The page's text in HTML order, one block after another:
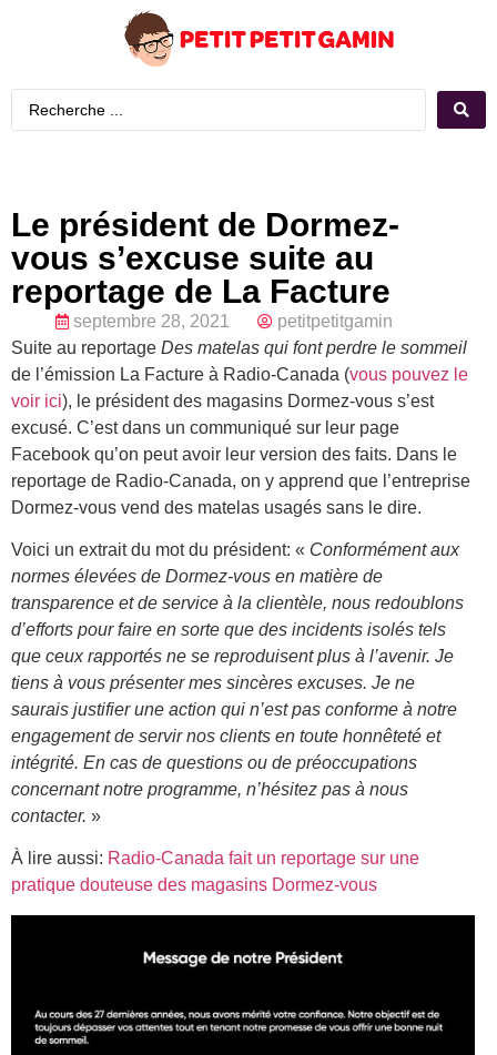
Le président de Dormez-
vous s’excuse suite au
reportage de La Facture
septembre 28, 2021
petitpetitgamin
Suite au reportage Des matelas qui font perdre le sommeil
de l’émission La Facture à Radio-Canada (vous pouvez le
voir ici), le président des magasins Dormez-vous s’est
excusé. C’est dans un communiqué sur leur page
Facebook qu’on peut avoir leur version des faits. Dans le
reportage de Radio-Canada, on y apprend que l’entreprise
Dormez-vous vend des matelas usagés sans le dire.
Voici un extrait du mot du président: « Conformément aux
normes élevées de Dormez-vous en matière de
transparence et de service à la clientèle, nous redoublons
d’efforts pour faire en sorte que des incidents isolés tels
que ceux rapportés ne se reproduisent plus à l’avenir. Je
tiens à vous présenter mes sincères excuses. Je ne
saurais justifier une action qui n’est pas conforme à notre
engagement de servir nos clients en toute honnêteté et
intégrité. En cas de questions ou de préoccupations
concernant notre programme, n’hésitez pas à nous
contacter. »
À lire aussi: Radio-Canada fait un reportage sur une
pratique douteuse des magasins Dormez-vous